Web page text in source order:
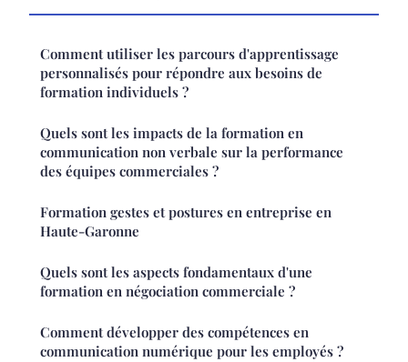
Comment utiliser les parcours d'apprentissage
personnalisés pour répondre aux besoins de
formation individuels ?
Quels sont les impacts de la formation en
communication non verbale sur la performance
des équipes commerciales ?
Formation gestes et postures en entreprise en
Haute-Garonne
Quels sont les aspects fondamentaux d'une
formation en négociation commerciale ?
Comment développer des compétences en
communication numérique pour les employés ?